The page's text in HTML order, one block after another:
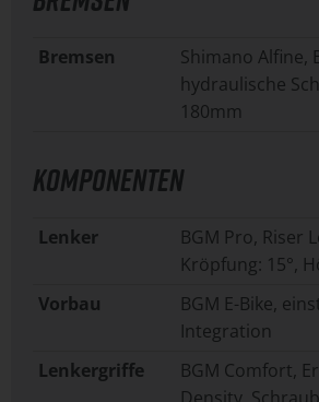
Bremsen
Shimano Alfine,
hydraulische
180mm
KOMPONENTEN
Lenker
BGM Pro, Riser
Kröpfung: 15°,
Vorbau
BGM E-Bike,
Integration
Lenkergriffe
BGM Comfort,